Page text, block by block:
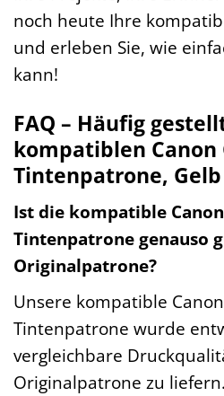
noch heute Ihre
und erleben Sie, wie
kann!
FAQ – Häufig
kompatiblen Canon
Tintenpatrone, Gelb
Ist die kompatible Canon
Tintenpatrone genauso
Originalpatrone?
Unsere kompatible Canon
Tintenpatrone wurde
vergleichbare
Originalpatrone zu